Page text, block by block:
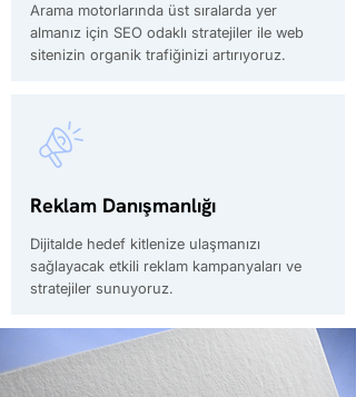
Arama motorlarında üst sıralarda yer
almanız için SEO odaklı stratejiler ile web
sitenizin organik trafiğinizi artırıyoruz.
Reklam Danışmanlığı
Dijitalde hedef kitlenize ulaşmanızı
sağlayacak etkili reklam kampanyaları ve
stratejiler sunuyoruz.